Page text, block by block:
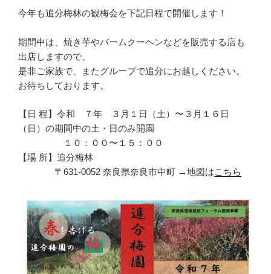
今年も追分梅林の観梅会を下記日程で開催します！
期間中は、焼き芋やバームクーヘンなどを販売する店も
出店しますので、
是非ご家族で、またグループで追分にお越しください。
お待ちしております。
【日 程】令和 ７年 ３月１日（土）〜３月１６日
（日）の期間中の土・日のみ開園
１０：００〜１５：００
【場 所】追分梅林
〒631-0052 奈良県奈良市中町 →地図はこちら